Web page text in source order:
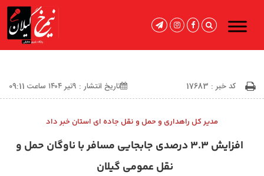
کد خبر : 17683 تاریخ انتشار : ۹تیر ۱۴۰۴ ساعت 09:11
مدیر کل راهداری و حمل و نقل جاده ای استان خبر داد
افزایش ۳.۳ درصدی جابجایی مسافر با ناوگان حمل و
نقل عمومی گیلان